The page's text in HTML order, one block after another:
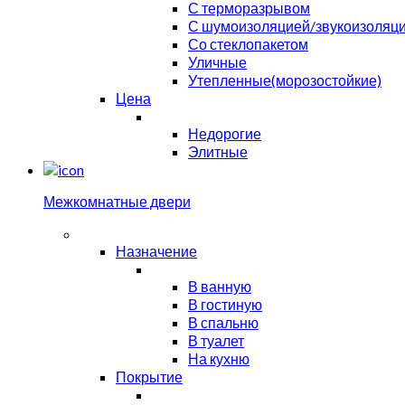
С терморазрывом
С шумоизоляцией/
Со стеклопакетом
Уличные
Утепленные(морозостойкие)
Цена
Недорогие
Элитные
Межкомнатные двери
Назначение
В ванную
В гостиную
В спальню
В туалет
На кухню
Покрытие